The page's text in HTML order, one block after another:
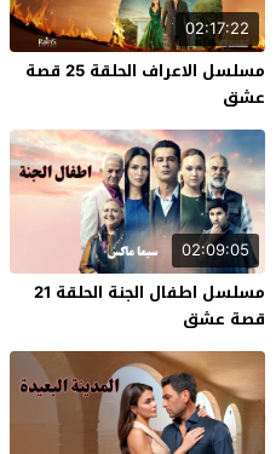
02:17:22
مسلسل الاعراف الحلقة 25 قصة
عشق
02:09:05
مسلسل اطفال الجنة الحلقة 21
قصة عشق